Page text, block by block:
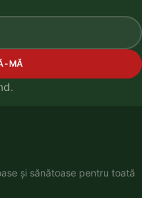
MĂ
și sănătoase pentru toată